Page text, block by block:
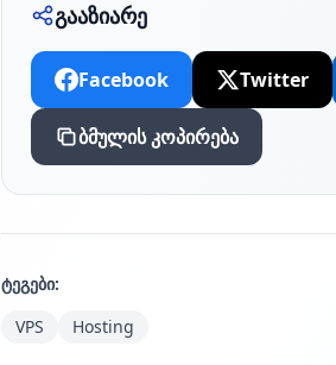
გააზიარე
Facebook Twitter
ბმულის კოპირება
ტეგები:
VPS
Hosting